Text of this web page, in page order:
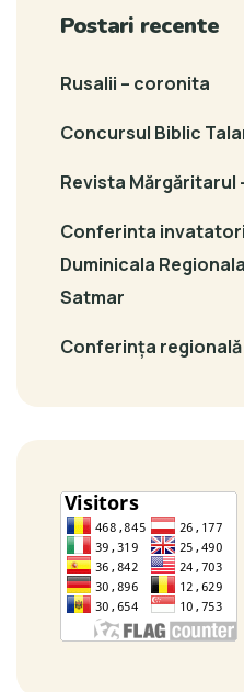
Postari recente
Rusalii – coronita
Concursul Biblic
Revista Mărgăritarul
Conferinta
Duminicala
Satmar
Conferința